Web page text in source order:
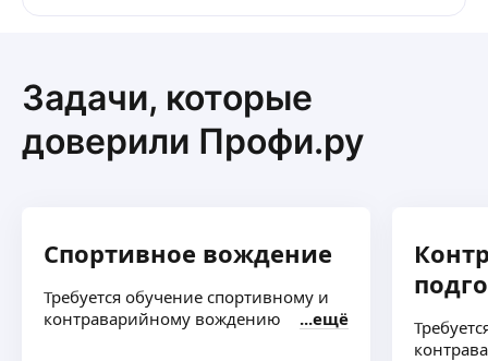
Задачи, которые
доверили Профи.ру
Спортивное вождение
Требуется обучение спортивному и
контраварийному вождению
ещё